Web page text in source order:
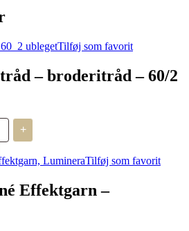
Tilføj som favorit
– broderitråd – 60/2
+
Tilføj som favorit
Effektgarn –